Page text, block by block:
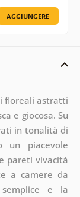
AGGIUNGERE
floreali astratti
e giocosa. Su
in tonalità di
un piacevole
pareti vivacità
a camere da
e la